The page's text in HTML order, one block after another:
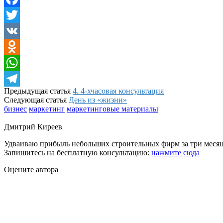
Facebook
Twitter
VK
Odnoklassniki
WhatsApp
Telegram
Предыдущая статья 4. 4-хчасовая консультация
Следующая статья День из «жизни»
бизнес маркетинг маркетинговые материалы
Дмитрий Киреев
Удваиваю прибыль небольших строительных фирм за три
Запишитесь на бесплатную консультацию: нажмите сюда
Оцените автора